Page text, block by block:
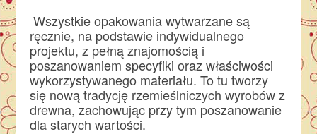
Wszystkie opakowania wytwarzane są
ręcznie, na podstawie indywidualnego
projektu, z pełną znajomością i
poszanowaniem specyfiki oraz właściwości
wykorzystywanego materiału. To tu tworzy
się nową tradycję rzemieślniczych wyrobów z
drewna, zachowując przy tym poszanowanie
dla starych wartości.